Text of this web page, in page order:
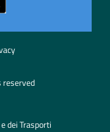
reserved
dei Trasporti